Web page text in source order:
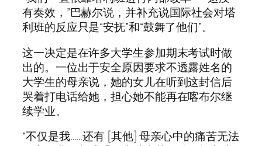
有奏效，”巴赫尔说，并补充说国际社会对塔
利班的反应只是“安抚”和“鼓舞了他们”。
这一决定是在许多大学生参加期末考试时做
出的。一位出于安全原因要求不透露姓名的
大学生的母亲说，她的女儿在听到这封信后
哭着打电话给她，担心她不能再在喀布尔继
续学业。
“不仅是我……还有 [其他] 母亲心中的痛苦无法